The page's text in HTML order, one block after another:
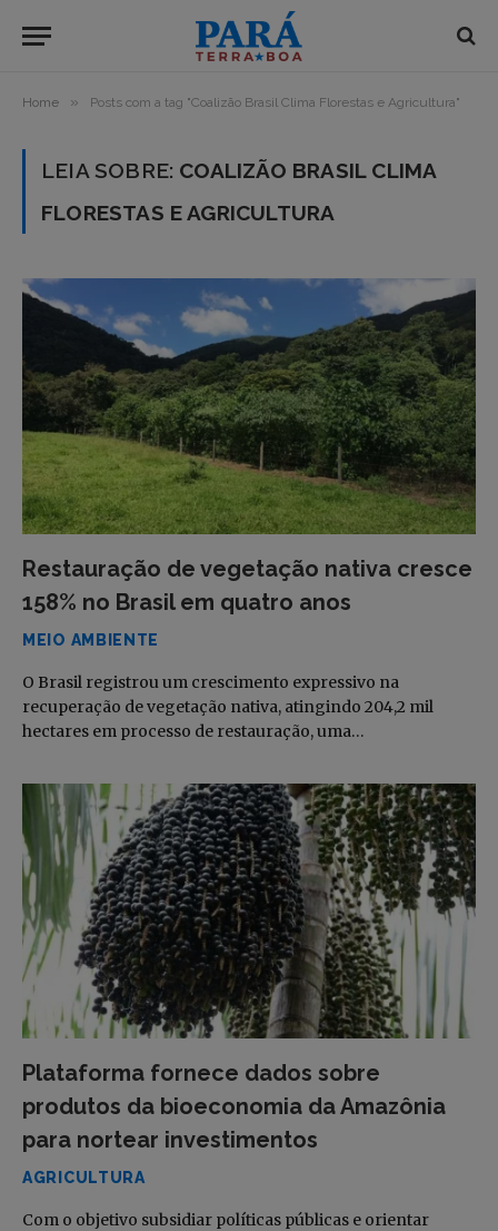
Home » Posts com a tag "Coalizão Brasil Clima Florestas e Agricultura"
LEIA SOBRE: COALIZÃO BRASIL CLIMA
FLORESTAS E AGRICULTURA
Restauração de vegetação nativa cresce
158% no Brasil em quatro anos
MEIO AMBIENTE
O Brasil registrou um crescimento expressivo na
recuperação de vegetação nativa, atingindo 204,2 mil
hectares em processo de restauração, uma…
Plataforma fornece dados sobre
produtos da bioeconomia da Amazônia
para nortear investimentos
AGRICULTURA
Com o objetivo subsidiar políticas públicas e orientar